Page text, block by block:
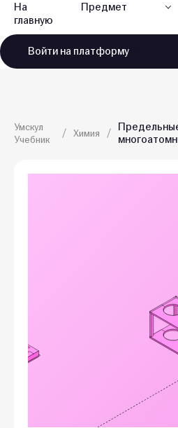
На
главную
Предмет
Войти на платформу
Умскул
Учебник
Химия